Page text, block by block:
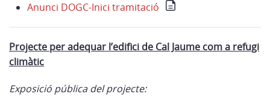
Anunci DOGC-Inici tramitació
Projecte per adequar l’edifici de Cal Jaume com a refugi
climàtic
Exposició pública del projecte: